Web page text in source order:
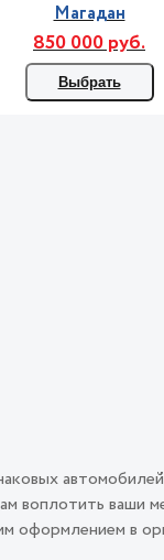
Магадан
850 000 руб.
Выбрать
воплотить ваши
оформлением в